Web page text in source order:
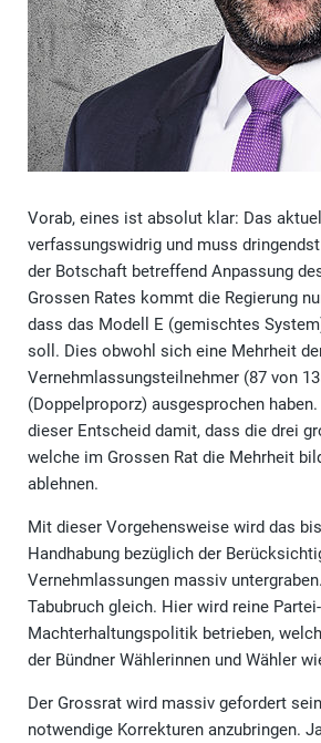
Vorab, eines ist absolut klar: Das
verfassungswidrig und muss
der Botschaft betreffend Anpassung
Grossen Rates kommt die Regierung
dass das Modell E (gemischtes
soll. Dies obwohl sich eine Mehrheit
Vernehmlassungsteilnehmer (87 von
(Doppelproporz) ausgesprochen
dieser Entscheid damit, dass die drei
welche im Grossen Rat die Mehrheit
ablehnen.
Mit dieser Vorgehensweise wird das
Handhabung bezüglich der
Vernehmlassungen massiv
Tabubruch gleich. Hier wird reine
Machterhaltungspolitik betrieben,
der Bündner Wählerinnen und Wähler
Der Grossrat wird massiv gefordert
notwendige Korrekturen anzubringen.